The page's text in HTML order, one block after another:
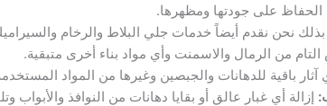
الحفاظ على جودتها ومظهرها.
نحن نقدم أيضاً خدمات جلي البلاط والرخام
من الرمال والاسمنت وأي مواد بناء أخرى متبقية.
آثار باقية للدهانات والجبصين وغيرها من المواد
إزالة أي غبار عالق أو بقايا دهانات من النوافذ والأبواب